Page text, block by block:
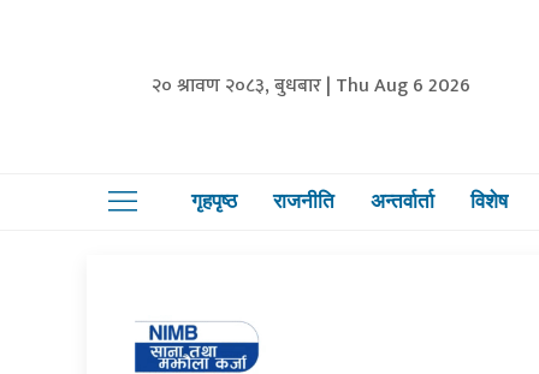
२० श्रावण २०८३, बुधबार | Thu Aug 6 2026
गृहपृष्ठ राजनीति अन्तर्वार्ता विशेष